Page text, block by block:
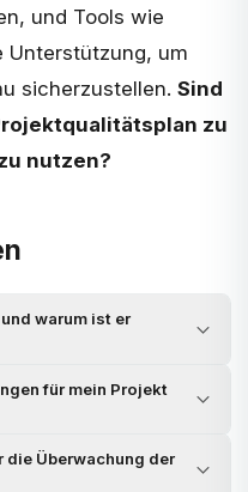
und Tools wie
Unterstützung, um
sicherzustellen. Sind
zu
nutzen?
warum ist er
für mein Projekt
die Überwachung der